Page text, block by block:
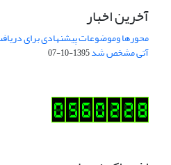
آخرین اخبار
محورها وموضوعات پیشنهادی برای
آتی مشخص شد1395-10-07